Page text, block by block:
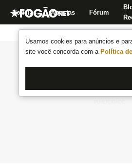
Usamos cookies para anúncios e
site você concorda com a Política
Notícias Apostas Fórum